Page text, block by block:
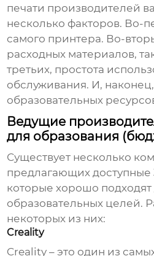
печати производителей
несколько факторов. Во-
самого принтера. Во-
расходных материалов,
третьих, простота
обслуживания. И,
образовательных
Ведущие
для образования
Существует несколько
предлагающих доступные
которые хорошо подходят
образовательных целей.
некоторых из них:
Creality
Creality – это один из